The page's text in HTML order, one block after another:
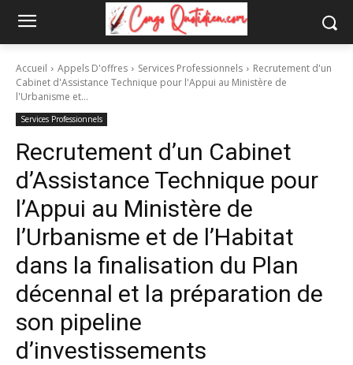
Accueil Appels D'offres Services Professionnels
Recrutement d'un
Cabinet d'Assistance Technique pour l'Appui au Ministère de
l'Urbanisme et...
Services Professionnels
Recrutement d’un Cabinet
d’Assistance Technique pour
l’Appui au Ministère de
l’Urbanisme et de l’Habitat
dans la finalisation du Plan
décennal et la préparation de
son pipeline
d’investissements